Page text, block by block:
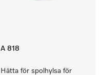
A 818
Hätta för spolhylsa för